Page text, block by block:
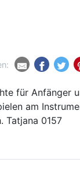
für Anfänger
am
Tatjana 0157